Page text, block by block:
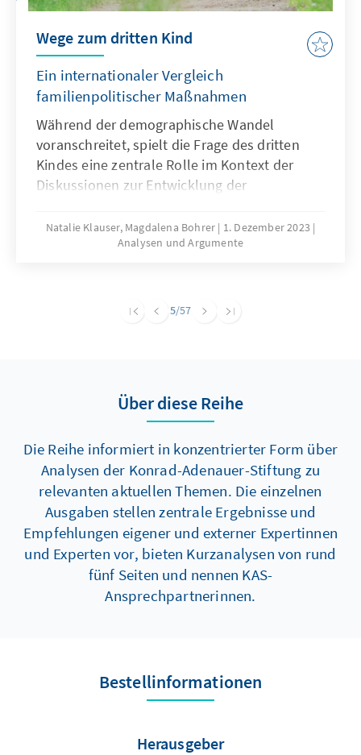
Wege zum dritten Kind
Ein internationaler Vergleich
familienpolitischer Maßnahmen
Während der demographische Wandel
voranschreitet, spielt die Frage des dritten
Kindes eine zentrale Rolle im Kontext der
Diskussionen zur Entwicklung der
beeinflussen die Entscheidung von Paaren,
ihren Wunsch nach mehr Kindern umzusetzen
beispielsweise in Frankreich und
Natalie Klauser, Magdalena Bohrer
1. Dezember 2023
Analysen und Argumente
5/57
Über diese Reihe
Die Reihe informiert in konzentrierter Form über
Analysen der Konrad-Adenauer-Stiftung zu
relevanten aktuellen Themen. Die einzelnen
Ausgaben stellen zentrale Ergebnisse und
Empfehlungen eigener und externer Expertinnen
und Experten vor, bieten Kurzanalysen von rund
fünf Seiten und nennen KAS-
Ansprechpartnerinnen.
Bestellinformationen
Herausgeber